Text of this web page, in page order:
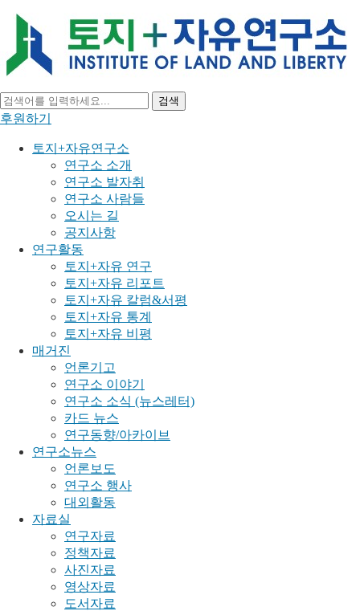
검색
후원하기
토지+자유연구소
연구소 소개
연구소 발자취
연구소 사람들
오시는 길
공지사항
연구활동
토지+자유 연구
토지+자유 리포트
토지+자유 칼럼&서평
토지+자유 통계
토지+자유 비평
매거진
언론기고
연구소 이야기
연구소 소식 (뉴스레터)
카드 뉴스
연구동향/아카이브
연구소뉴스
언론보도
연구소 행사
대외활동
자료실
연구자료
정책자료
사진자료
영상자료
도서자료